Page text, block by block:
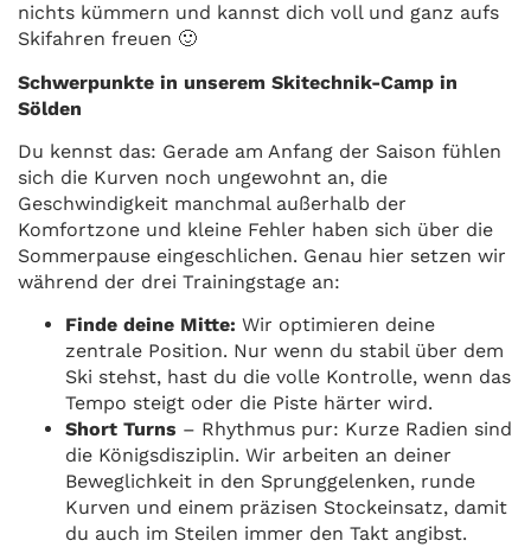
nichts kümmern und kannst dich voll und ganz aufs
Skifahren freuen 🙂
Schwerpunkte in unserem Skitechnik-Camp in
Sölden
Du kennst das: Gerade am Anfang der Saison fühlen
sich die Kurven noch ungewohnt an, die
Geschwindigkeit manchmal außerhalb der
Komfortzone und kleine Fehler haben sich über die
Sommerpause eingeschlichen. Genau hier setzen wir
während der drei Trainingstage an:
Finde deine Mitte: Wir optimieren deine
zentrale Position. Nur wenn du stabil über dem
Ski stehst, hast du die volle Kontrolle, wenn das
Tempo steigt oder die Piste härter wird.
Short Turns – Rhythmus pur: Kurze Radien sind
die Königsdisziplin. Wir arbeiten an deiner
Beweglichkeit in den Sprunggelenken, runde
Kurven und einem präzisen Stockeinsatz, damit
du auch im Steilen immer den Takt angibst.